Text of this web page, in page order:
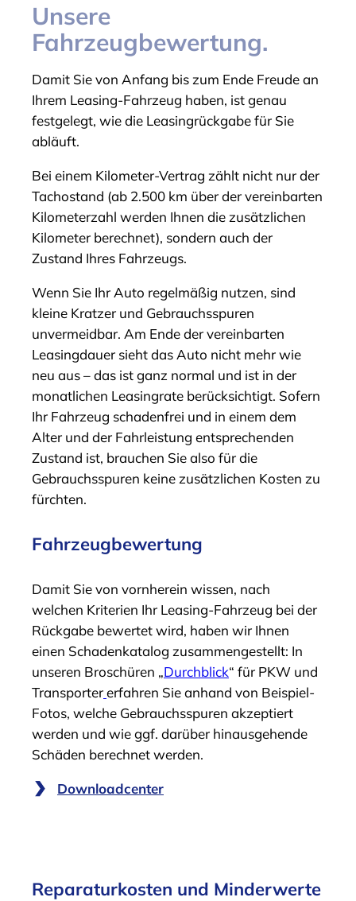
Unsere
Fahrzeugbewertung.
Damit Sie von Anfang bis zum Ende Freude an
Ihrem Leasing-Fahrzeug haben, ist genau
festgelegt, wie die Leasingrückgabe für Sie
abläuft.
Bei einem Kilometer-Vertrag zählt nicht nur der
Tachostand (ab 2.500 km über der vereinbarten
Kilometerzahl werden Ihnen die zusätzlichen
Kilometer berechnet), sondern auch der
Zustand Ihres Fahrzeugs.
Wenn Sie Ihr Auto regelmäßig nutzen, sind
kleine Kratzer und Gebrauchsspuren
unvermeidbar. Am Ende der vereinbarten
Leasingdauer sieht das Auto nicht mehr wie
neu aus – das ist ganz normal und ist in der
monatlichen Leasingrate berücksichtigt. Sofern
Ihr Fahrzeug schadenfrei und in einem dem
Alter und der Fahrleistung entsprechenden
Zustand ist, brauchen Sie also für die
Gebrauchsspuren keine zusätzlichen Kosten zu
fürchten.
Fahrzeugbewertung
Damit Sie von vornherein wissen, nach
welchen Kriterien Ihr Leasing-Fahrzeug bei der
Rückgabe bewertet wird, haben wir Ihnen
einen Schadenkatalog zusammengestellt: In
unseren Broschüren „Durchblick“ für PKW und
Transportererfahren Sie anhand von Beispiel-
Fotos, welche Gebrauchsspuren akzeptiert
werden und wie ggf. darüber hinausgehende
Schäden berechnet werden.
Downloadcenter
Reparaturkosten und Minderwerte